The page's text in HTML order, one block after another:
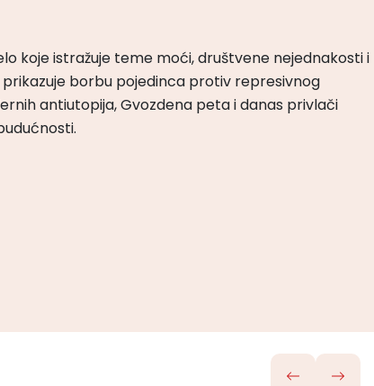
koje istražuje teme moći, društvene nejednakosti i
borbu pojedinca protiv represivnog
antiutopija, Gvozdena peta i danas privlači